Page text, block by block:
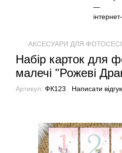
АКСЕСУАРИ ДЛЯ
Набір карток для
малечі "Рожеві
Артикул: ФК123 Написати відгук